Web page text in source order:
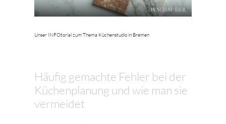
Unser INFOtorial zum Thema Küchenstudio in Bremen
Häufig gemachte Fehler bei der
Küchenplanung und wie man sie
vermeidet